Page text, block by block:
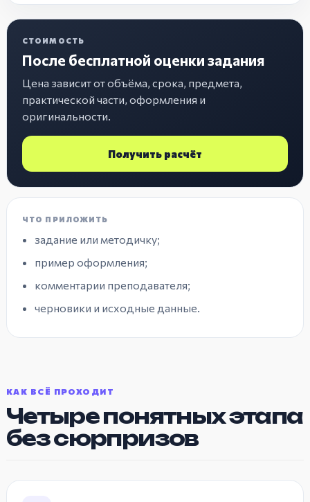
СТОИМОСТЬ
После бесплатной оценки задания
Цена зависит от объёма, срока, предмета,
практической части, оформления и
оригинальности.
Получить расчёт
ЧТО ПРИЛОЖИТЬ
задание или методичку;
пример оформления;
комментарии преподавателя;
черновики и исходные данные.
КАК ВСЁ ПРОХОДИТ
Четыре понятных этапа
без сюрпризов